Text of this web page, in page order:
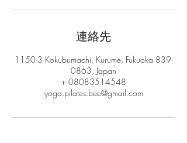
連絡先
1150-3 Kokubumachi, Kurume, Fukuoka 839-
0863, Japan
+ 08083514548
yoga.pilates.bee@gmail.com